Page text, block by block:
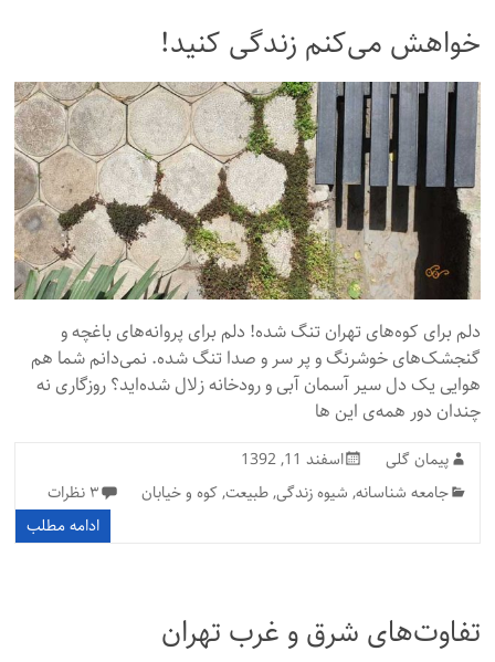
خواهش می‌کنم زندگی کنید!
دلم برای کوه‌های تهران تنگ شده! دلم برای پروانه‌های باغچه و
گنجشک‌های خوشرنگ و پر سر و صدا تنگ شده. نمی‌دانم شما هم
هوایی یک دل سیر آسمان آبی و رودخانه زلال شده‌اید؟ روزگاری نه
چندان دور همه‌ی این ها
پیمان گلی
اسفند 11, 1392
جامعه شناسانه, شیوه زندگی,طبیعت,کوه و خیابان
۳ نظرات
ادامه مطلب
تفاوت‌های شرق و غرب تهران